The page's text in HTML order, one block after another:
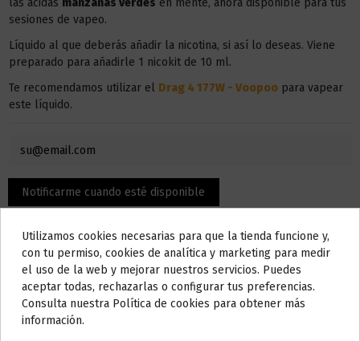
sesiones de vapeo.
Líquido al que deberás añadir la nicotina, si así lo deseas. Viene
preparado para añadirle 1 nicokit de 10 ml.
Te recomendamos utilizar el Drag 4 177W - Voopoopara vapear
este líquido.
Descripción
Do not show again.
AVISO IMPORTANTE
Nos tomamos unos días
Todos los pedidos realizados desde el
Utilizamos cookies necesarias para que la tienda funcione y,
con tu permiso, cookies de analítica y marketing para medir
el uso de la web y mejorar nuestros servicios. Puedes
aceptar todas, rechazarlas o configurar tus preferencias.
Consulta nuestra Política de cookies para obtener más
información.